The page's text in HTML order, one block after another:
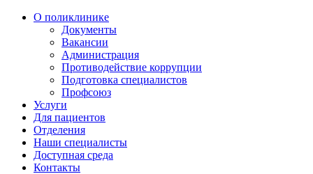
О поликлинике
Документы
Вакансии
Администрация
Противодействие коррупции
Подготовка специалистов
Профсоюз
Услуги
Для пациентов
Отделения
Наши специалисты
Доступная среда
Контакты